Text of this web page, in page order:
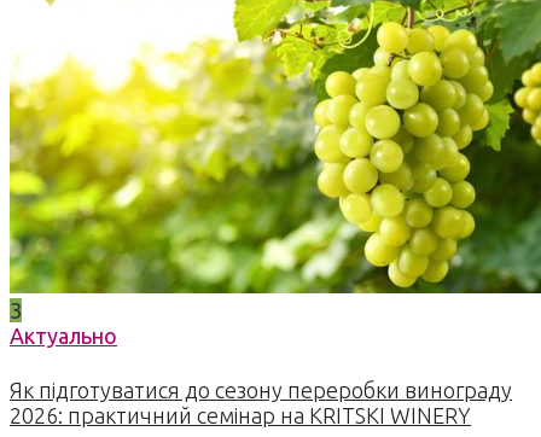
3
Актуально
Як підготуватися до сезону переробки винограду
2026: практичний семінар на KRITSKI WINERY